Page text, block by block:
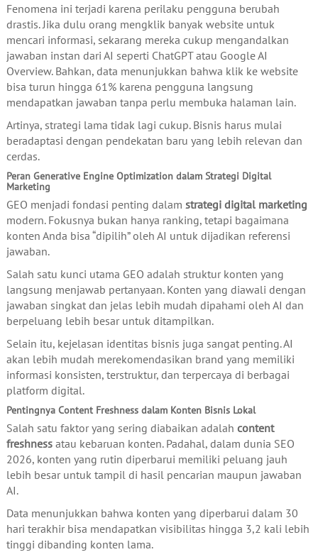
Fenomena ini terjadi karena perilaku pengguna berubah
drastis. Jika dulu orang mengklik banyak website untuk
mencari informasi, sekarang mereka cukup mengandalkan
jawaban instan dari AI seperti ChatGPT atau Google AI
Overview. Bahkan, data menunjukkan bahwa klik ke website
bisa turun hingga 61% karena pengguna langsung
mendapatkan jawaban tanpa perlu membuka halaman lain.
Artinya, strategi lama tidak lagi cukup. Bisnis harus mulai
beradaptasi dengan pendekatan baru yang lebih relevan dan
cerdas.
Peran Generative Engine Optimization dalam Strategi Digital
Marketing
GEO menjadi fondasi penting dalam strategi digital marketing
modern. Fokusnya bukan hanya ranking, tetapi bagaimana
konten Anda bisa “dipilih” oleh AI untuk dijadikan referensi
jawaban.
Salah satu kunci utama GEO adalah struktur konten yang
langsung menjawab pertanyaan. Konten yang diawali dengan
jawaban singkat dan jelas lebih mudah dipahami oleh AI dan
berpeluang lebih besar untuk ditampilkan.
Selain itu, kejelasan identitas bisnis juga sangat penting. AI
akan lebih mudah merekomendasikan brand yang memiliki
informasi konsisten, terstruktur, dan terpercaya di berbagai
platform digital.
Pentingnya Content Freshness dalam Konten Bisnis Lokal
Salah satu faktor yang sering diabaikan adalah content
freshnessatau kebaruan konten. Padahal, dalam dunia SEO
2026, konten yang rutin diperbarui memiliki peluang jauh
lebih besar untuk tampil di hasil pencarian maupun jawaban
AI.
Data menunjukkan bahwa konten yang diperbarui dalam 30
hari terakhir bisa mendapatkan visibilitas hingga 3,2 kali lebih
tinggi dibanding konten lama.